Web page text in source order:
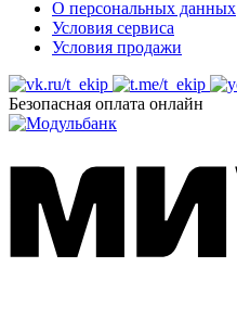
О персональных данных
Условия сервиса
Условия продажи
Безопасная оплата онлайн